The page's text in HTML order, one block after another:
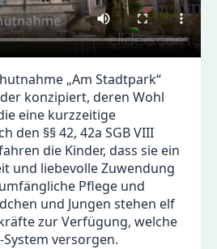
„Am Stadtpark“
konzipiert, deren Wohl
eine kurzzeitige
den §§ 42, 42a SGB VIII
die Kinder, dass sie ein
und liebevolle Zuwendung
Pflege und
und Jungen stehen elf
zur Verfügung, welche
versorgen.